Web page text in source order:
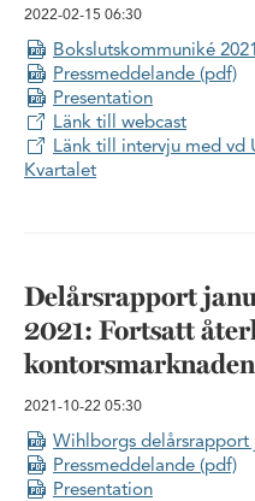
2022-02-15 06:30
Bokslutskommuniké
Pressmeddelande (pdf)
Presentation
Länk till webcast
Länk till intervju med vd
Kvartalet
Delårsrapport
2021: Fortsatt
kontorsmarknaden
2021-10-22 05:30
Wihlborgs delårsrapport
Pressmeddelande (pdf)
Presentation